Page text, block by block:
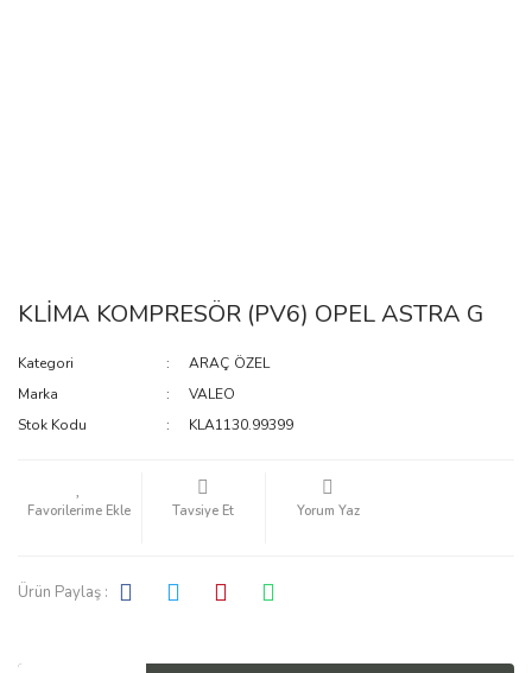
KLİMA KOMPRESÖR (PV6) OPEL ASTRA G
Kategori
ARAÇ ÖZEL
Marka
VALEO
Stok Kodu
KLA1130.99399
Tavsiye Et Yorum Yaz
Ürün Paylaş :